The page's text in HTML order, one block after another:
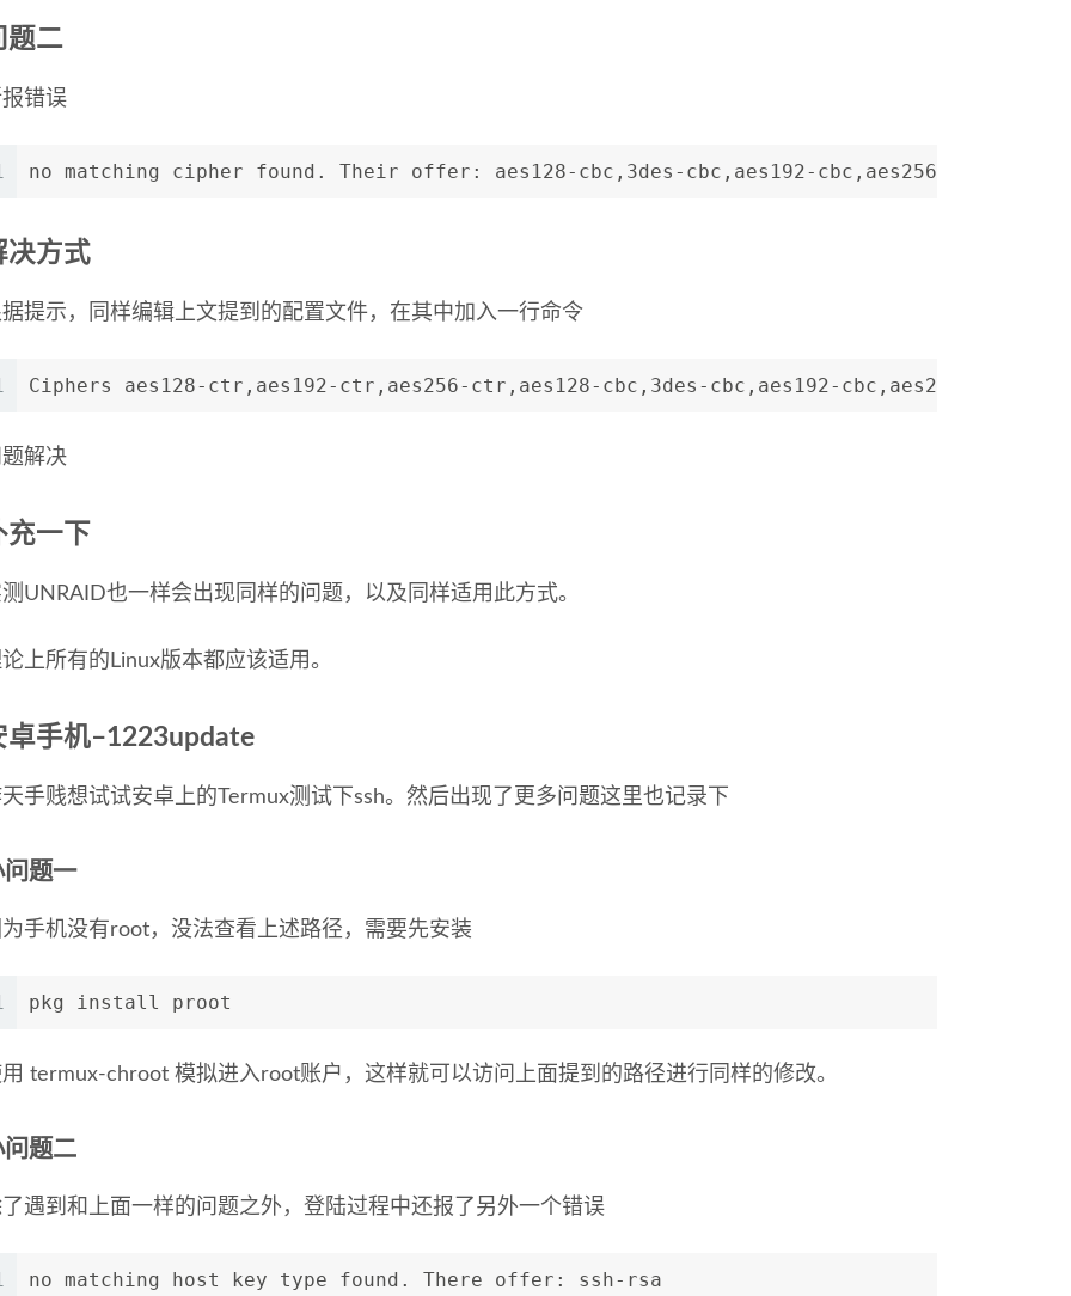
题二
错误
no matching cipher found. Their offer: aes128-cbc,3des-cbc,aes192-cbc,aes256-cbc
决方式
提示，同样编辑上文提到的配置文件，在其中加入一行命令
Ciphers aes128-ctr,aes192-ctr,aes256-ctr,aes128-cbc,3des-cbc,aes192-cbc,aes256-cbc
解决
充一下
UNRAID也一样会出现同样的问题，以及同样适用此方式。
上所有的Linux版本都应该适用。
卓手机–1223update
手贱想试试安卓上的Termux测试下ssh。然后出现了更多问题这里也记录下
问题一
手机没有root，没法查看上述路径，需要先安装
pkg install proot
termux-chroot 模拟进入root账户，这样就可以访问上面提到的路径进行同样的修改。
问题二
遇到和上面一样的问题之外，登陆过程中还报了另外一个错误
no matching host key type found. There offer: ssh-rsa